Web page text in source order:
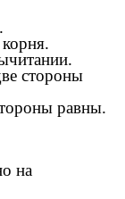
стороны
равны.
на